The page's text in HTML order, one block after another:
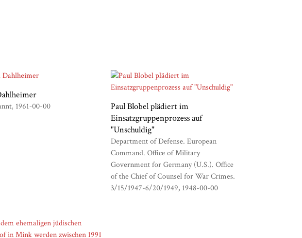
1961-00-00
Paul Blobel plädiert im
Einsatzgruppenprozess auf
"Unschuldig"
Department of Defense. European
Command. Office of Military
Government for Germany (U.S.). Office
of the Chief of Counsel for War Crimes.
3/15/1947-6/20/1949 1948-00-00